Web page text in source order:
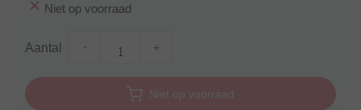
Niet op voorraad
Aantal +
Niet op voorraad